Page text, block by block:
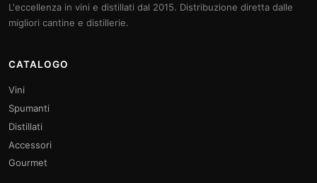
L'eccellenza in vini e distillati dal 2015. Distribuzione diretta dalle
migliori cantine e distillerie.
CATALOGO
Vini
Spumanti
Distillati
Accessori
Gourmet